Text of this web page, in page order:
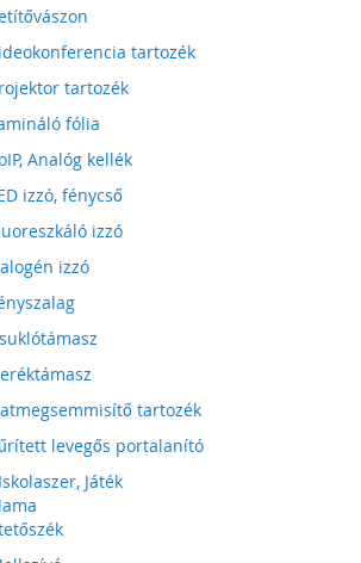
tartozék
tartozék
fólia
Analóg kellék
izzó, fénycső
izzó
izzó
tartozék
levegős portalanító
Játék